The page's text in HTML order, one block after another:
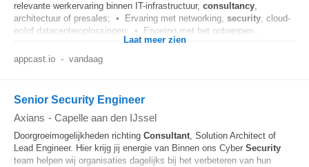
relevante werkervaring binnen IT-infrastructuur, consultancy,
architectuur of presales; • Ervaring met networking, security, cloud-
en/of datacenteroplossingen; • Ervaring met het ontwerpen...
Laat meer zien
appcast.io - vandaag
Senior Security Engineer
Axians - Capelle aan den IJssel
Doorgroeimogelijkheden richting Consultant, Solution Architect of
Lead Engineer. Hier krijg jij energie van Binnen ons Cyber Security
team helpen wij organisaties dagelijks bij het verbeteren van hun